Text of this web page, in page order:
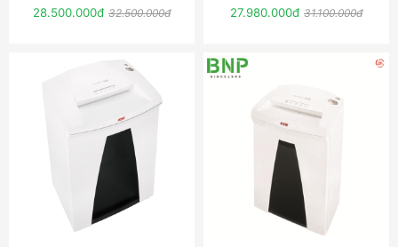
28.500.000đ 32.500.000đ 27.980.000đ 31.100.000đ